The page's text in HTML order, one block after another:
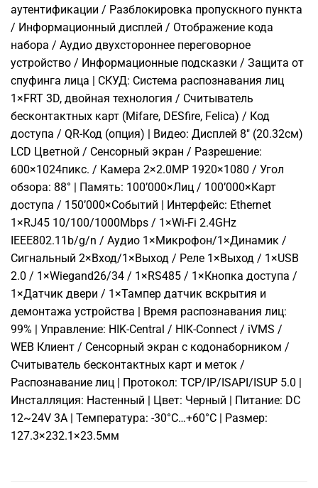
аутентификации / Разблокировка пропускного пункта
/ Информационный дисплей / Отображение кода
набора / Аудио двухстороннее переговорное
устройство / Информационные подсказки / Защита от
спуфинга лица | СКУД: Система распознавания лиц
1×FRT 3D, двойная технология / Считыватель
бесконтактных карт (Mifare, DESfire, Felica) / Код
доступа / QR-Код (опция) | Видео: Дисплей 8″ (20.32см)
LCD Цветной / Сенсорный экран / Разрешение:
600×1024пикс. / Камера 2×2.0МР 1920×1080 / Угол
обзора: 88° | Память: 100’000×Лиц / 100’000×Карт
доступа / 150’000×Событий | Интерфейс: Ethernet
1×RJ45 10/100/1000Mbps / 1×Wi-Fi 2.4GHz
IEEE802.11b/g/n / Аудио 1×Микрофон/1×Динамик /
Сигнальный 2×Вход/1×Выход / Реле 1×Выход / 1×USB
2.0 / 1×Wiegand26/34 / 1×RS485 / 1×Кнопка доступа /
1×Датчик двери / 1×Тампер датчик вскрытия и
демонтажа устройства | Время распознавания лиц:
99% | Управление: HIK-Central / HIK-Connect / iVMS /
WEB Клиент / Сенсорный экран с кодонаборником /
Считыватель бесконтактных карт и меток /
Распознавание лиц | Протокол: TCP/IP/ISAPI/ISUP 5.0 |
Инсталляция: Настенный | Цвет: Черный | Питание: DC
12~24V 3A | Температура: -30°C…+60°C | Размер:
127.3×232.1×23.5мм